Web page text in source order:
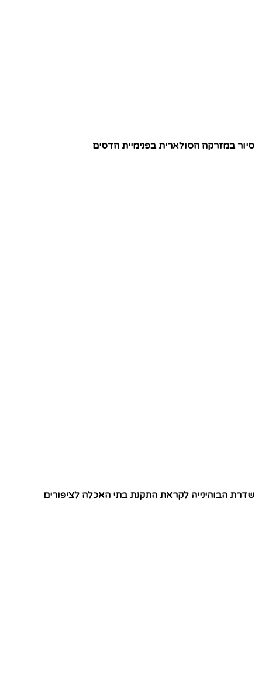
סיור במזרקה הסולארית בפנימיית הדסים
שדרת הבוהינייה לקראת התקנת בתי האכלה לציפורים